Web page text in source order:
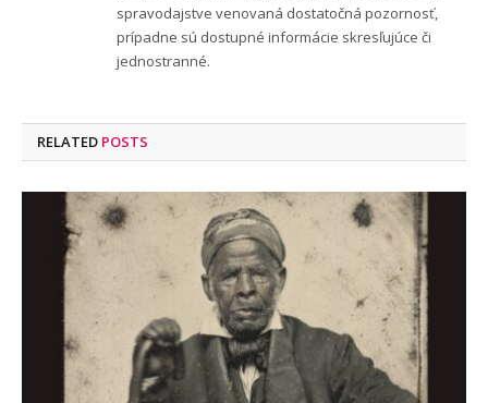
spravodajstve venovaná dostatočná pozornosť,
prípadne sú dostupné informácie skresľujúce či
jednostranné.
RELATED POSTS